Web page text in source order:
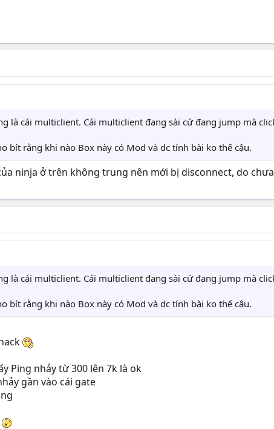
là cái multiclient. Cái multiclient đang sài cứ đang jump mà
bít rằng khi nào Box này có Mod và dc tính bài ko thế cậu.
ninja ở trên không trung nên mới bị disconnect, do
là cái multiclient. Cái multiclient đang sài cứ đang jump mà
bít rằng khi nào Box này có Mod và dc tính bài ko thế cậu.
Ping nhảy từ 300 lên 7k là ok
gần vào cái gate